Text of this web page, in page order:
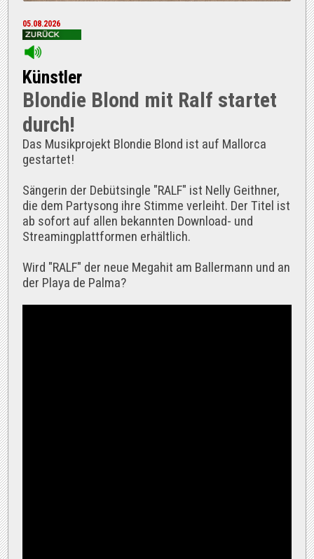
05.08.2026
Künstler
Blondie Blond mit Ralf startet
durch!
Das Musikprojekt Blondie Blond ist auf Mallorca
gestartet!
Sängerin der Debütsingle "RALF" ist Nelly Geithner,
die dem Partysong ihre Stimme verleiht. Der Titel ist
ab sofort auf allen bekannten Download- und
Streamingplattformen erhältlich.
Wird "RALF" der neue Megahit am Ballermann und an
der Playa de Palma?